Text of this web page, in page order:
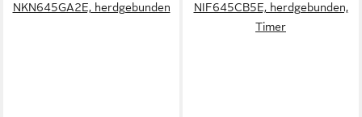
NKN645GA2E, herdgebunden
NIF645CB5E, herdgebunden,
Timer